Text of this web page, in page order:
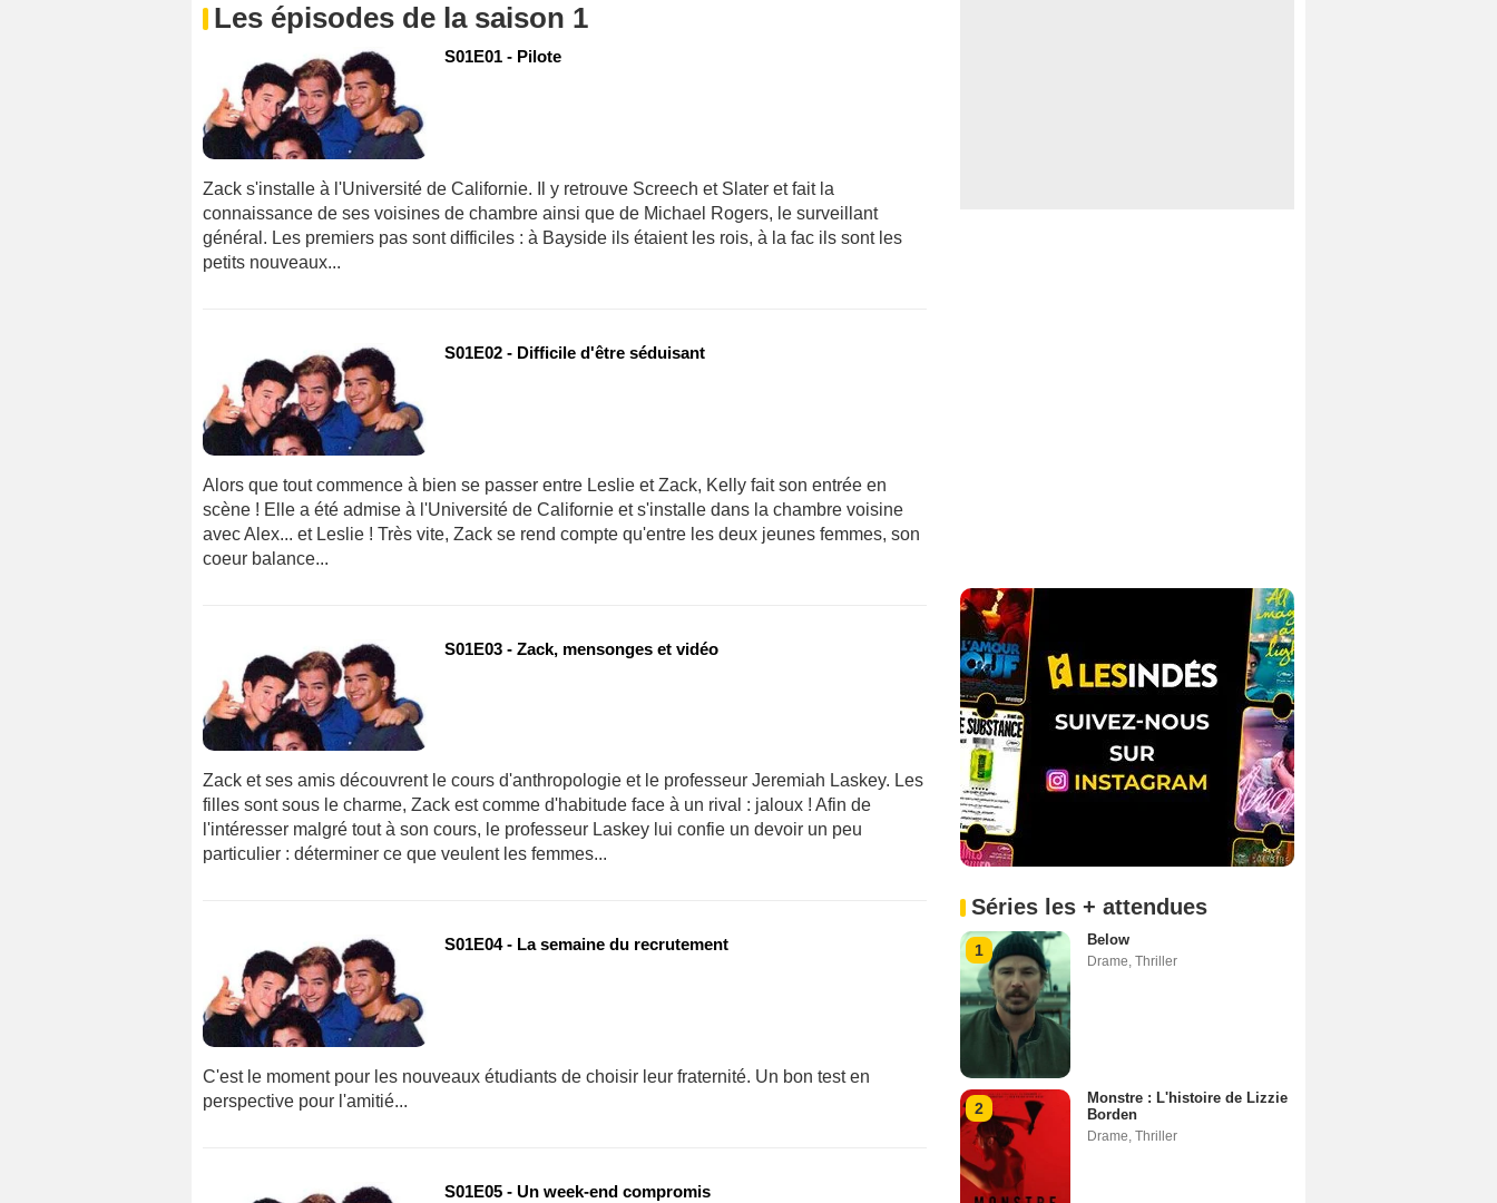
Les épisodes de la saison 1
S01E01 - Pilote
Zack s'installe à l'Université de Californie. Il y retrouve Screech et Slater et fait la
connaissance de ses voisines de chambre ainsi que de Michael Rogers, le surveillant
général. Les premiers pas sont difficiles : à Bayside ils étaient les rois, à la fac ils sont les
petits nouveaux...
S01E02 - Difficile d'être séduisant
Alors que tout commence à bien se passer entre Leslie et Zack, Kelly fait son entrée en
scène ! Elle a été admise à l'Université de Californie et s'installe dans la chambre voisine
avec Alex... et Leslie ! Très vite, Zack se rend compte qu'entre les deux jeunes femmes, son
coeur balance...
S01E03 - Zack, mensonges et vidéo
Zack et ses amis découvrent le cours d'anthropologie et le professeur Jeremiah Laskey. Les
filles sont sous le charme, Zack est comme d'habitude face à un rival : jaloux ! Afin de
l'intéresser malgré tout à son cours, le professeur Laskey lui confie un devoir un peu
particulier : déterminer ce que veulent les femmes...
S01E04 - La semaine du recrutement
C'est le moment pour les nouveaux étudiants de choisir leur fraternité. Un bon test en
perspective pour l'amitié...
S01E05 - Un week-end compromis
Séries les + attendues
1
Below
Drame Thriller
2
Monstre : L'histoire de Lizzie
Borden
Drame Thriller